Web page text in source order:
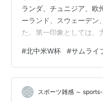
ランダ、チュニジア、欧
ーランド、スウェーデン
た。第一印象としては、
ろう。欧州代表の試合日
試合で顔をあわせること
の対戦が、特に楽しみだ
#北中米W杯 #サムライ
スポーツ雑感 ～